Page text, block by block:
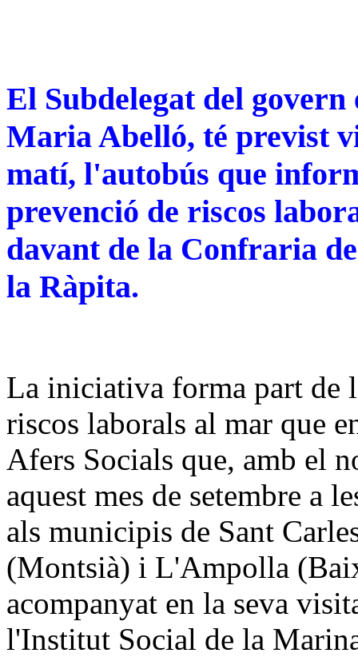
El Subdelegat del
Maria Abelló, té previst
matí, l'autobús que
prevenció de riscos
davant de la Confraria
la Ràpita.
La iniciativa forma part de
riscos laborals al mar que
Afers Socials que, amb el
aquest mes de setembre a
als municipis de Sant
(Montsià) i L'Ampolla
acompanyat en la seva
l'Institut Social de la